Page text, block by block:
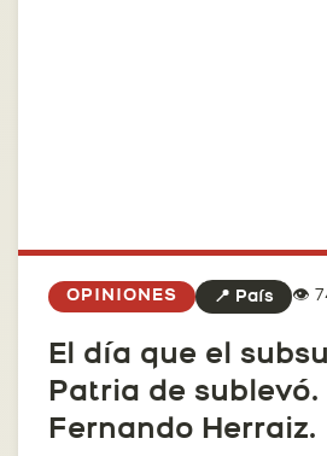
OPINIONES 📍 País 👁️
El día que el
Patria de sublevó.
Fernando Herraiz.